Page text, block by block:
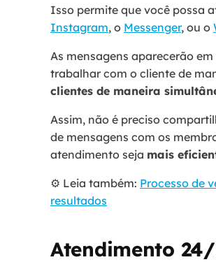
Isso permite que você possa
Instagram, o Messenger, ou o
As mensagens aparecerão
trabalhar com o cliente de
clientes de maneira
Assim, não é preciso
de mensagens com os
atendimento seja mais
⚙️ Leia também: Processo de
resultados
Atendimento